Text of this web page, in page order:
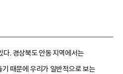
다. 경상북도 안동 지역에서는
때문에 우리가 일반적으로 보는